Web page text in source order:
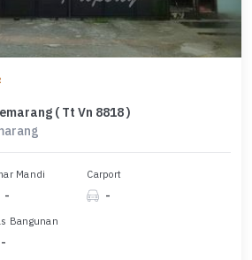
( Tt Vn 8818 )
Mandi
-
Carport
-
Bangunan
-